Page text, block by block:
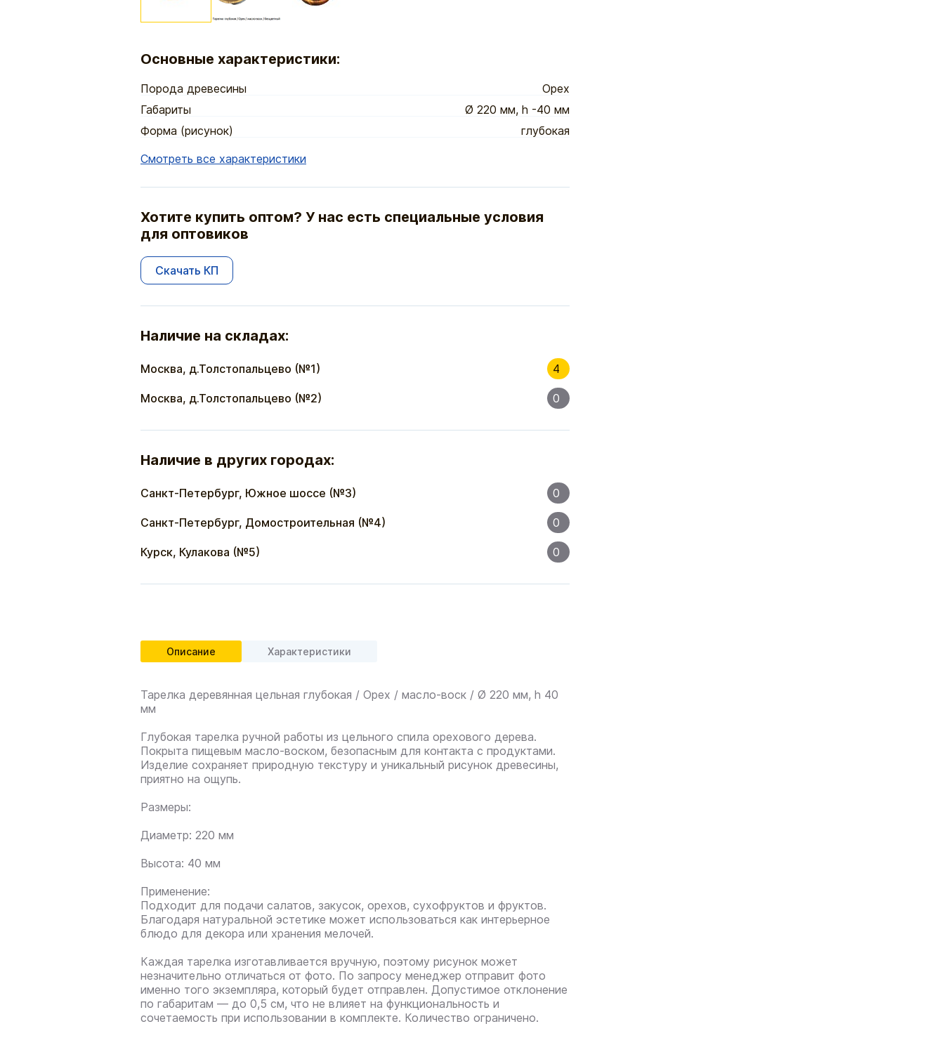
Основные характеристики:
Порода древесины
Орех
Габариты
Ø 220 мм, h -40 мм
Форма (рисунок)
глубокая
Смотреть все характеристики
Хотите купить оптом? У нас есть специальные условия
для оптовиков
Скачать КП
Наличие на складах:
Москва, д.Толстопальцево (№1) 4
Москва, д.Толстопальцево (№2) 0
Наличие в других городах:
Санкт-Петербург, Южное шоссе (№3) 0
Санкт-Петербург, Домостроительная (№4) 0
Курск, Кулакова (№5) 0
Описание Характеристики
Тарелка деревянная цельная глубокая / Орех / масло-воск / Ø 220 мм, h 40
мм
Глубокая тарелка ручной работы из цельного спила орехового дерева.
Покрыта пищевым масло-воском, безопасным для контакта с продуктами.
Изделие сохраняет природную текстуру и уникальный рисунок древесины,
приятно на ощупь.
Размеры:
Диаметр: 220 мм
Высота: 40 мм
Применение:
Подходит для подачи салатов, закусок, орехов, сухофруктов и фруктов.
Благодаря натуральной эстетике может использоваться как интерьерное
блюдо для декора или хранения мелочей.
Каждая тарелка изготавливается вручную, поэтому рисунок может
незначительно отличаться от фото. По запросу менеджер отправит фото
именно того экземпляра, который будет отправлен. Допустимое отклонение
по габаритам — до 0,5 см, что не влияет на функциональность и
сочетаемость при использовании в комплекте. Количество ограничено.